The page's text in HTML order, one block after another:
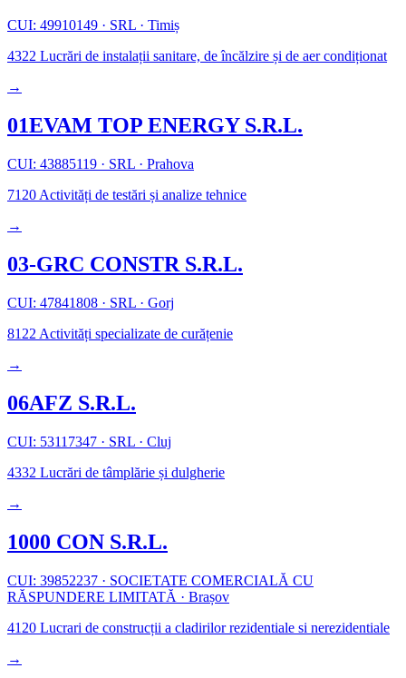
CUI: 49910149 · SRL · Timiș
4322 Lucrări de instalații sanitare, de încălzire și de aer condiționat
→
01EVAM TOP ENERGY S.R.L.
CUI: 43885119 · SRL · Prahova
7120 Activități de testări și analize tehnice
→
03-GRC CONSTR S.R.L.
CUI: 47841808 · SRL · Gorj
8122 Activități specializate de curățenie
→
06AFZ S.R.L.
CUI: 53117347 · SRL · Cluj
4332 Lucrări de tâmplărie și dulgherie
→
1000 CON S.R.L.
CUI: 39852237 · SOCIETATE COMERCIALĂ CU
RĂSPUNDERE LIMITATĂ · Brașov
4120 Lucrari de construcții a cladirilor rezidentiale si nerezidentiale
→